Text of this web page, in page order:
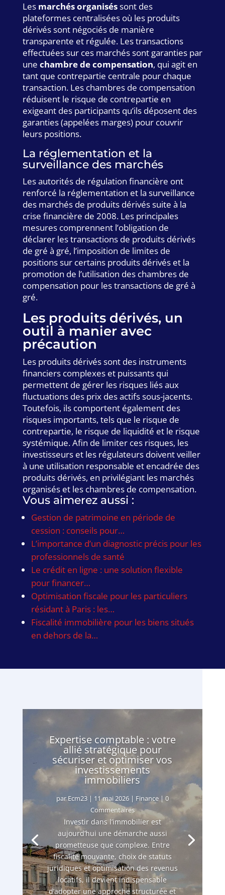
Les marchés organiséssont des
plateformes centralisées où les produits
dérivés sont négociés de manière
transparente et régulée. Les transactions
effectuées sur ces marchés sont garanties par
une chambre de compensation, qui agit en
tant que contrepartie centrale pour chaque
transaction. Les chambres de compensation
réduisent le risque de contrepartie en
exigeant des participants qu’ils déposent des
garanties (appelées marges) pour couvrir
leurs positions.
La réglementation et la
surveillance des marchés
Les autorités de régulation financière ont
renforcé la réglementation et la surveillance
des marchés de produits dérivés suite à la
crise financière de 2008. Les principales
mesures comprennent l’obligation de
déclarer les transactions de produits dérivés
de gré à gré, l’imposition de limites de
positions sur certains produits dérivés et la
promotion de l’utilisation des chambres de
compensation pour les transactions de gré à
gré.
Les produits dérivés, un
outil à manier avec
précaution
Les produits dérivés sont des instruments
financiers complexes et puissants qui
permettent de gérer les risques liés aux
fluctuations des prix des actifs sous-jacents.
Toutefois, ils comportent également des
risques importants, tels que le risque de
contrepartie, le risque de liquidité et le risque
systémique. Afin de limiter ces risques, les
investisseurs et les régulateurs doivent veiller
à une utilisation responsable et encadrée des
produits dérivés, en privilégiant les marchés
organisés et les chambres de compensation.
Vous aimerez aussi :
Gestion de patrimoine en période de
cession : conseils pour…
L’importance d’un diagnostic précis pour les
professionnels de santé
Le crédit en ligne : une solution flexible
pour financer…
Optimisation fiscale pour les particuliers
résidant à Paris : les…
Fiscalité immobilière pour les biens situés
en dehors de la…
Expertise comptable : votre
allié stratégique pour
sécuriser et optimiser vos
investissements
immobiliers
parEcm23| 11 mai 2026| Finance| 0
Commentaires
Investir dans l’immobilier est
aujourd’hui une démarche aussi
prometteuse que complexe. Entre
fiscalité mouvante, choix de statuts
juridiques et optimisation des revenus
locatifs, il devient indispensable
d’adopter une approche structurée et